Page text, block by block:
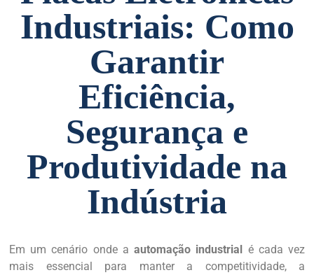
Industriais: Como
Garantir
Eficiência,
Segurança e
Produtividade na
Indústria
Em um cenário onde aautomação industrial é cada vez
mais essencial para manter a competitividade, a